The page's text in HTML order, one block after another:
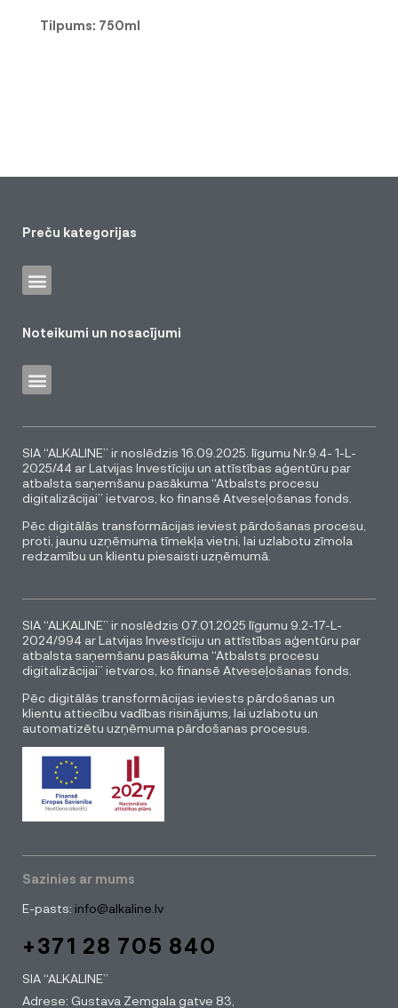
Tilpums: 750ml
Preču kategorijas
Noteikumi un nosacījumi
SIA “ALKALINE” ir noslēdzis 16.09.2025. līgumu Nr.9.4- 1-L-
2025/44 ar Latvijas Investīciju un attīstības aģentūru par
atbalsta saņemšanu pasākuma “Atbalsts procesu
digitalizācijai” ietvaros, ko finansē Atveseļošanas fonds.
Pēc digitālās transformācijas ieviest pārdošanas procesu,
proti, jaunu uzņēmuma tīmekļa vietni, lai uzlabotu zīmola
redzamību un klientu piesaisti uzņēmumā.
SIA “ALKALINE” ir noslēdzis 07.01.2025 līgumu 9.2-17-L-
2024/994 ar Latvijas Investīciju un attīstības aģentūru par
atbalsta saņemšanu pasākuma “Atbalsts procesu
digitalizācijai” ietvaros, ko finansē Atveseļošanas fonds.
Pēc digitālās transformācijas ieviests pārdošanas un
klientu attiecību vadības risinājums, lai uzlabotu un
automatizētu uzņēmuma pārdošanas procesus.
Sazinies ar mums
E-pasts: info@alkaline.lv
+371 28 705 840
SIA “ALKALINE”
Adrese: Gustava Zemgala gatve 83,